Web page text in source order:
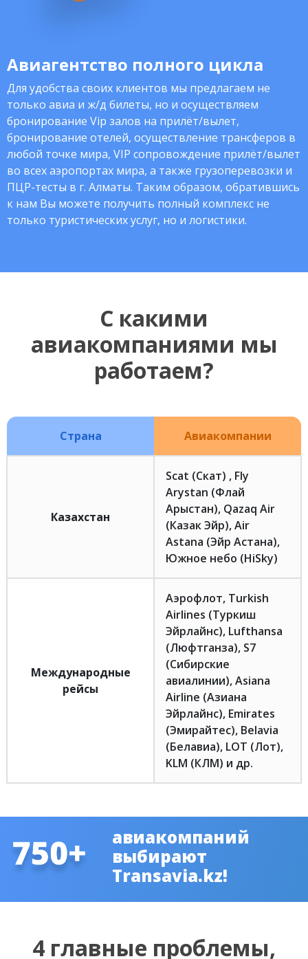
Авиагентство полного цикла
Для удобства своих клиентов мы предлагаем не
только авиа и ж/д билеты, но и осуществляем
бронирование Vip залов на прилёт/вылет,
бронирование отелей, осуществление трансферов в
любой точке мира, VIP сопровождение прилёт/вылет
во всех аэропортах мира, а также грузоперевозки и
ПЦР-тесты в г. Алматы. Таким образом, обратившись
к нам Вы можете получить полный комплекс не
только туристических услуг, но и логистики.
С какими
авиакомпаниями мы
работаем?
Страна Авиакомпании
Казахстан
Scat (Скат) , Fly
Arystan (Флай
Арыстан), Qazaq Air
(Казак Эйр), Air
Astana (Эйр Астана),
Южное небо (HiSky)
Международные
рейсы
Аэрофлот, Turkish
Airlines (Туркиш
Эйрлайнс), Lufthansa
(Люфтганза), S7
(Сибирские
авиалинии), Asiana
Airline (Азиана
Эйрлайнс), Emirates
(Эмирайтес), Belavia
(Белавиа), LOT (Лот),
KLM (КЛМ) и др.
авиакомпаний
выбирают
Transavia.kz!
4 главные проблемы,